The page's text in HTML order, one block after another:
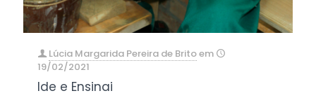
Lúcia Margarida Pereira de Britoem
19/02/2021
Ide e Ensinai